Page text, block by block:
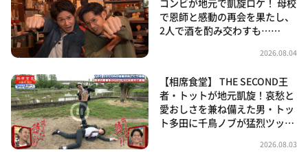
コンビが地元で凱旋ロケ！ 母校
で恩師と感動の再会を果たし、
2人で酒を酌み交わすも……
2026.08.04
【相席食堂】 THE SECOND王
者・トットが地元凱旋！哀愁と
愛おしさを兼ね備えた男・トッ
ト多田に千鳥ノブが猛烈ツッ…
2026.08.03